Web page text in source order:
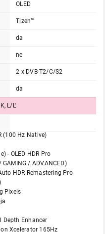
OLED
Tizen™
da
ne
2 x DVB-T2/C/S2
da
L/L'
(100 Hz Native)
- OLED HDR Pro
GAMING / ADVANCED)
HDR Remastering Pro
Pixels
Depth Enhancer
Xcelerator 165Hz